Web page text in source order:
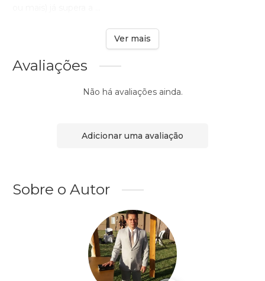
Ver mais
Avaliações
Não há avaliações ainda.
Adicionar uma avaliação
Sobre o Autor